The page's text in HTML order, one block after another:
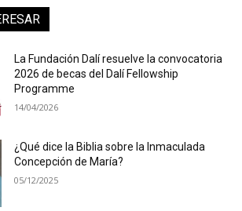
La Fundación Dalí resuelve la convocatoria
2026 de becas del Dalí Fellowship
Programme
14/04/2026
¿Qué dice la Biblia sobre la Inmaculada
Concepción de María?
05/12/2025